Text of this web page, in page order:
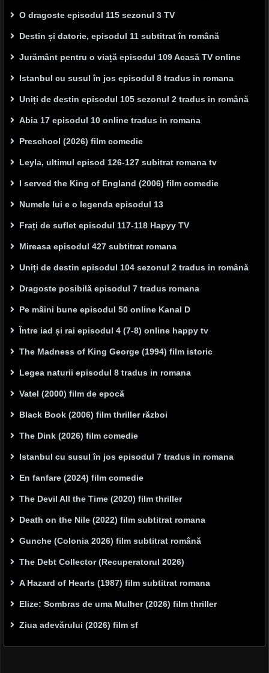
O dragoste episodul 115 sezonul 3 TV
Destin și datorie, episodul 11 subtitrat în română
Jurământ pentru o viață episodul 109 Acasă TV online
Istanbul cu susul în jos episodul 8 tradus in romana
Uniți de destin episodul 105 sezonul 2 tradus in română
Abia 17 episodul 10 online tradus in romana
Preschool (2026) film comedie
Leyla, ultimul episod 126-127 subitrat romana tv
I served the King of England (2006) film comedie
Numele lui e o legenda episodul 13
Frați de suflet episodul 117-118 Hapyy TV
Mireasa episodul 427 subtitrat romana
Uniți de destin episodul 104 sezonul 2 tradus in română
Dragoste posibilă episodul 7 tradus romana
Pe mâini bune episodul 50 online Kanal D
Între iad și rai episodul 4 (7-8) online happy tv
The Madness of King George (1994) film istoric
Legea naturii episodul 8 tradus in romana
Vatel (2000) film de epocă
Black Book (2006) film thriller război
The Dink (2026) film comedie
Istanbul cu susul în jos episodul 7 tradus in romana
En fanfare (2024) film comedie
The Devil All the Time (2020) film thriller
Death on the Nile (2022) film subtitrat romana
Gunche (Colonia 2026) film subtitrat română
The Debt Collector (Recuperatorul 2026)
A Hazard of Hearts (1987) film subtitrat romana
Elize: Sombras de uma Mulher (2026) film thriller
Ziua adevărului (2026) film sf